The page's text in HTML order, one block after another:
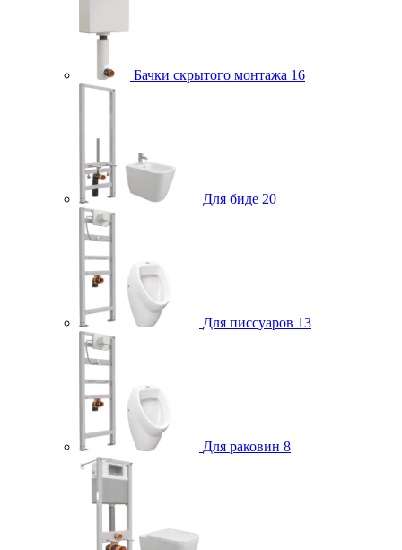
Бачки скрытого монтажа 16
Для биде 20
Для писсуаров 13
Для раковин 8